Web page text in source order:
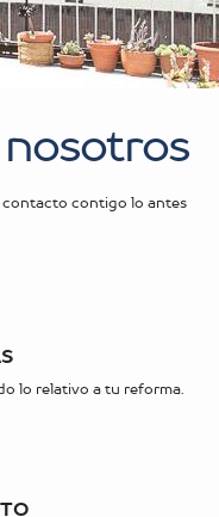
contigo lo antes
lo relativo a tu reforma.